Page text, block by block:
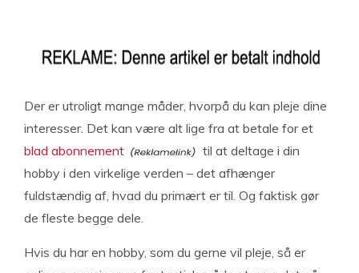
Der er utroligt mange måder, hvorpå du kan pleje dine
interesser. Det kan være alt lige fra at betale for et
blad abonnement
til at deltage i din
hobby i den virkelige verden – det afhænger
fuldstændig af, hvad du primært er til. Og faktisk gør
de fleste begge dele.
Hvis du har en hobby, som du gerne vil pleje, så er